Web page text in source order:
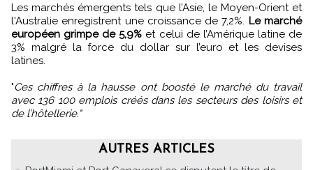
Les marchés émergents tels que l’Asie, le Moyen-Orient et
l'Australie enregistrent une croissance de 7,2%. Le marché
européen grimpe de 5,9% et celui de l’Amérique latine de
3% malgré la force du dollar sur l’euro et les devises
latines.
"Ces chiffres à la hausse ont boosté le marché du travail
avec 136 100 emplois créés dans les secteurs des loisirs et
de l’hôtellerie."
AUTRES ARTICLES